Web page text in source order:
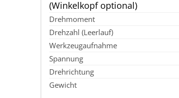
(Winkelkopf optional)